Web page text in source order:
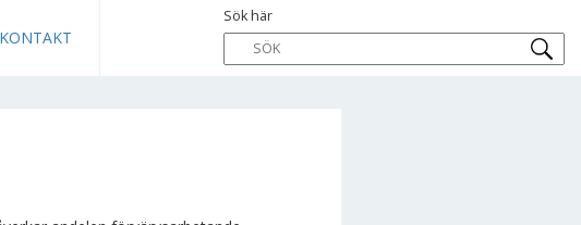
KONTAKT
Sök här